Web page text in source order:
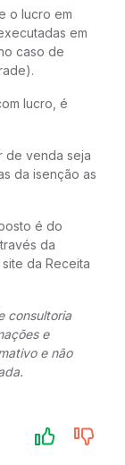
o lucro em
em
caso de
lucro, é
de venda seja
da isenção as
é do
da
da Receita
consultoria
e
e não